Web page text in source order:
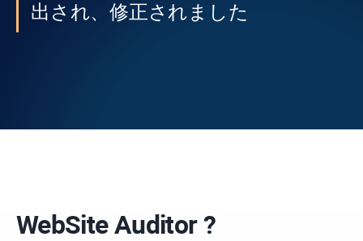
出され、修正されました
WebSite Auditor?